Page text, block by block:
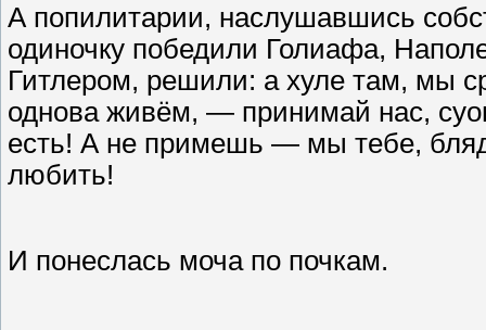
А попилитарии, наслушавшись
одиночку победили Голиафа,
Гитлером, решили: а хуле там, мы
однова живём, — принимай нас,
есть! А не примешь — мы тебе,
любить!
И понеслась моча по почкам.